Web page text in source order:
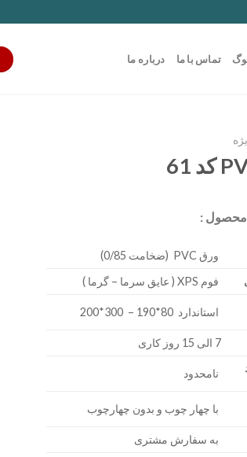
تماس با ما درباره ما
محصول :
ورق PVC (ضخامت 0/85)
فوم XPS ( عایق سرما – گرما )
استاندارد 80*190 – 300*200
7 الی 15 روز کاری
نامحدود
با چهار چوب و بدون چهارچوب
به سفارش مشتری